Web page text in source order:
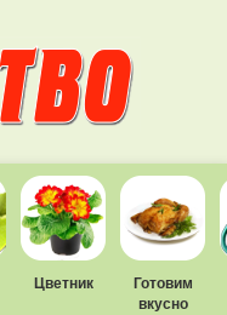
Цветник
Готовим
вкусно